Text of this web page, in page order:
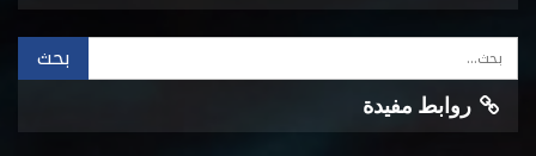
روابط مفيدة